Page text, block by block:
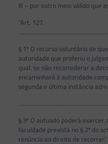
III – por outro meio válido que
“Art. 127.
§ 1º O recurso voluntário de
autoridade que proferiu o
qual, se não reconsiderar a
encaminhará à autoridade
segunda e última instância
§ 3º O autuado poderá
faculdade prevista no § 2º do
renúncia ao direito de recorrer.”